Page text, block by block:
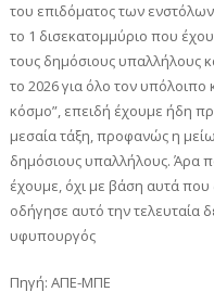
του επιδόματος των
το 1 δισεκατομμύριο που
τους δημόσιους υπαλλήλους
το 2026 για όλο τον
κόσμο”, επειδή έχουμε ήδη
μεσαία τάξη, προφανώς η
δημόσιους υπαλλήλους. Άρα
έχουμε, όχι με βάση αυτά που
οδήγησε αυτό την τελευταία
υφυπουργός
Πηγή: ΑΠΕ-ΜΠΕ